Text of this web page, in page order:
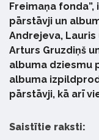
Freimaņa
pārstāvji un
Andrejeva, Lauris
Arturs Gruzdiņš
albuma dziesmu
albuma
pārstāvji, kā arī
Saistītie raksti: